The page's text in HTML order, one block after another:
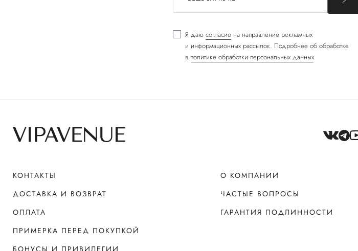
Я даю согласие на направление рекламных
и информационных рассылок. Подробнее об обработке
в политике обработки персональных данных
КОНТАКТЫ
ДОСТАВКА И ВОЗВРАТ
ОПЛАТА
ПРИМЕРКА ПЕРЕД ПОКУПКОЙ
О КОМПАНИИ
ЧАСТЫЕ ВОПРОСЫ
ГАРАНТИЯ ПОДЛИННОСТИ